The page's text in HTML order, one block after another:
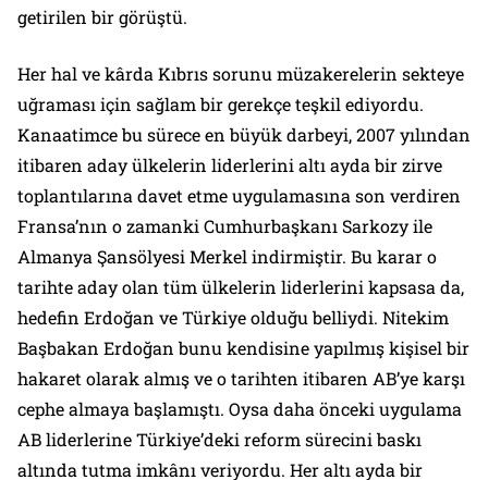
getirilen bir görüştü.
Her hal ve kârda Kıbrıs sorunu müzakerelerin sekteye
uğraması için sağlam bir gerekçe teşkil ediyordu.
Kanaatimce bu sürece en büyük darbeyi, 2007 yılından
itibaren aday ülkelerin liderlerini altı ayda bir zirve
toplantılarına davet etme uygulamasına son verdiren
Fransa’nın o zamanki Cumhurbaşkanı Sarkozy ile
Almanya Şansölyesi Merkel indirmiştir. Bu karar o
tarihte aday olan tüm ülkelerin liderlerini kapsasa da,
hedefin Erdoğan ve Türkiye olduğu belliydi. Nitekim
Başbakan Erdoğan bunu kendisine yapılmış kişisel bir
hakaret olarak almış ve o tarihten itibaren AB’ye karşı
cephe almaya başlamıştı. Oysa daha önceki uygulama
AB liderlerine Türkiye’deki reform sürecini baskı
altında tutma imkânı veriyordu. Her altı ayda bir